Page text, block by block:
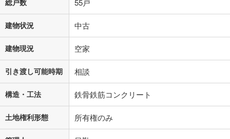
総戸数 55戸
建物状況 中古
建物現況 空家
引き渡し可能時期 相談
構造・工法 鉄骨鉄筋コンクリート
土地権利形態 所有権のみ